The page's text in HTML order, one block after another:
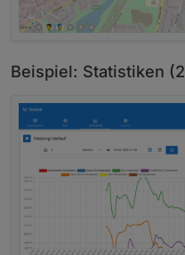
Beispiel: Statistiken (2